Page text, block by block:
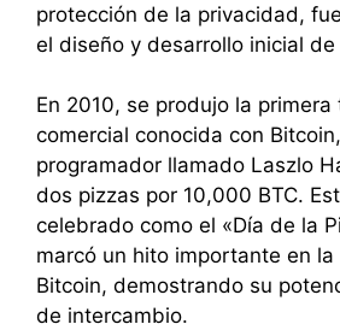
protección de la privacidad,
el diseño y desarrollo inicial de
En 2010, se produjo la primera
comercial conocida con
programador llamado Laszlo
dos pizzas por 10,000 BTC.
celebrado como el «Día de la
marcó un hito importante en la
Bitcoin, demostrando su
de intercambio.